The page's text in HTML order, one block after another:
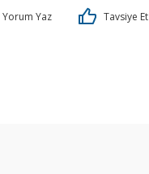
Yorum Yaz Tavsiye Et